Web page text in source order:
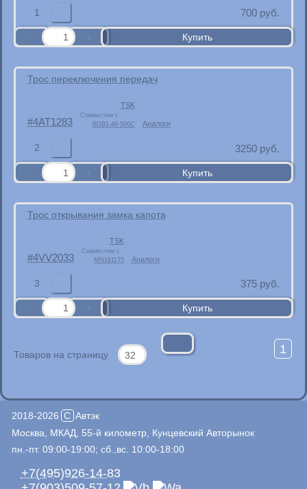
1 700 руб.
Трос переключения передач
4AT1283
TSK
Совместим с
BDB1-46-500C
Аналоги
2 3250 руб.
Трос открывания замка капота
4VV2033
TSK
Совместим с
MN181175
Аналоги
3 375 руб.
Товаров на страницу 1
2018-2026 C Автэк
Москва, МКАД, 55-й километр, Кунцевский Авторынок
пн.-пт. 09:00-19:00; сб.,вс. 10:00-18:00
+7(495)926-14-83